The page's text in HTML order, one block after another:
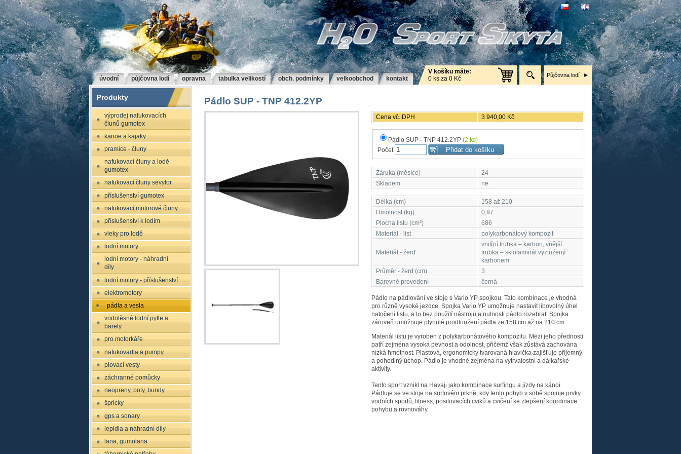
úvodní půjčovna lodí opravna tabulka velikostí obch. podmínky velkoobchod kontakt
V košíku máte:
0 ks za 0 Kč
Půjčovna lodí
Pádlo SUP - TNP 412.2YP
Cena vč. DPH 3 940,00 Kč
Pádlo SUP - TNP 412.2YP (2 ks)
Počet
Záruka (měsíce)
24
Skladem
ne
Délka (cm)
158 až 210
Hmotnost (kg)
0,97
Plocha listu (cm²)
686
Materiál - list
polykarbonátový kompozit
Materiál - žerď
vnitřní trubka – karbon, vnější
trubka – sklolaminát vyztužený
karbonem
Průměr - žerď (cm)
3
Barevné provedení
černá
Pádlo na pádlování ve stoje s Vario YP spojkou. Tato kombinace je vhodná
pro různě vysoké jezdce. Spojka Vario YP umožnuje nastavit libovolný úhel
natočení listu, a to bez použití nástrojů a nutnosti pádlo rozebrat. Spojka
zároveň umožnuje plynulé prodloužení pádla ze 158 cm až na 210 cm.
Materiál listu je vyroben z polykarbonátového kompozitu. Mezi jeho přednosti
patří zejména vysoká pevnost a odolnost, přičemž však zůstává zachována
nízká hmotnost. Plastová, ergonomicky tvarovaná hlavička zajišťuje příjemný
a pohodlný úchop. Pádlo je vhodné zejména na vytrvalostní a dálkařské
aktivity.
Tento sport vznikl na Havaji jako kombinace surfingu a jízdy na kánoi.
Pádluje se ve stoje na surfovém prkně, kdy tento pohyb v sobě spojuje prvky
vodních sportů, fitness, posilovacích cviků a cvičení ke zlepšení koordinace
pohybu a rovnováhy.
Produkty
výprodej nafukovacích
člunů gumotex
kanoe a kajaky
pramice - čluny
nafukovací čluny a lodě
gumotex
nafukovací čluny sevylor
příslušenství gumotex
nafukovací motorové čluny
příslušenství k lodím
vleky pro lodě
lodní motory
lodní motory - náhradní
díly
lodní motory - příslušenství
elektromotory
pádla a vesla
vodotěsné lodní pytle a
barely
pro motorkáře
nafukovadla a pumpy
plovací vesty
záchranné pomůcky
neopreny, boty, bundy
špricky
gps a sonary
lepidla a náhradní díly
lana, gumolana